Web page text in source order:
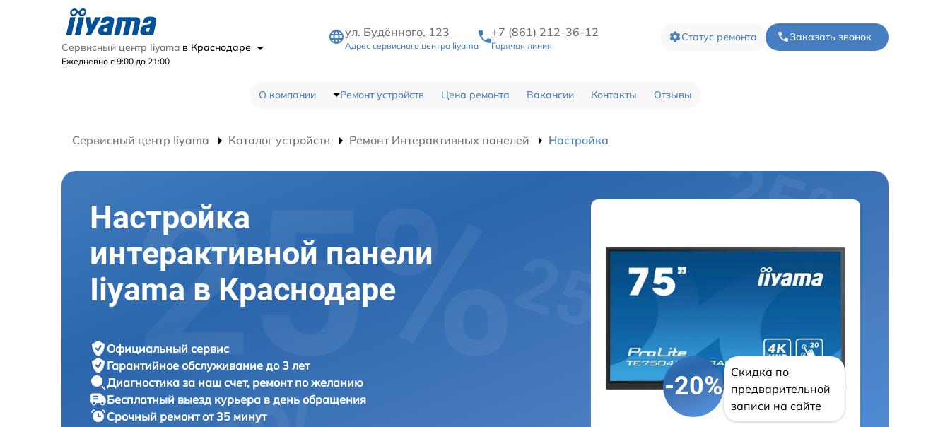
Сервисный центр Iiyama в Краснодаре
Ежедневно с 9:00 до 21:00
ул. Будённого, 123
Адрес сервисного центра Iiyama
+7 (861) 212-36-12
Горячая линия
Статус ремонта Заказать звонок
О компании Ремонт устройств Цена ремонта Вакансии Контакты Отзывы
Сервисный центр Iiyama Каталог устройств Ремонт Интерактивных панелей Настройка
Настройка
интерактивной панели
Iiyama в Краснодаре
Официальный сервис
Гарантийное обслуживание до 3 лет
Диагностика за наш счет, ремонт по желанию
Бесплатный выезд курьера в день обращения
Срочный ремонтот 35 минут
-20%
Скидка по
предварительной
записи на сайте